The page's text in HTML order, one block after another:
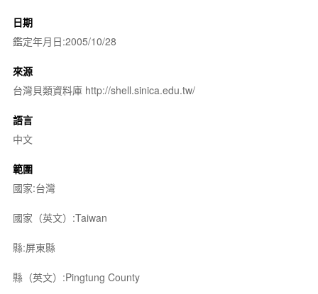
日期
鑑定年月日:2005/10/28
來源
台灣貝類資料庫 http://shell.sinica.edu.tw/
語言
中文
範圍
國家:台灣
國家（英文）:Taiwan
縣:屏東縣
縣（英文）:Pingtung County